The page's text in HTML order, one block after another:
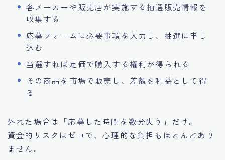
各メーカーや販売店が実施する抽選販売情報を
収集する
応募フォームに必要事項を入力し、抽選に申し
込む
当選すれば定価で購入する権利が得られる
その商品を市場で販売し、差額を利益として得
る
外れた場合は「応募した時間を数分失う」だけ。
資金的リスクはゼロで、心理的な負担もほとんどあり
ません。